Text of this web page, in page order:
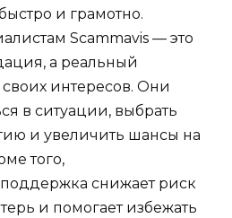
и грамотно.
Scammavis — это
а реальный
интересов. Они
в ситуации, выбрать
и увеличить шансы на
того,
снижает риск
и помогает избежать